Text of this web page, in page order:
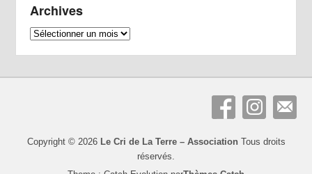
Archives
Archives
Copyright © 2026 Le Cri de La Terre – Association Tous droits
réservés.